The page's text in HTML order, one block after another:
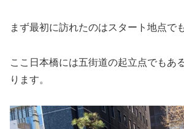
まず最初に訪れたのはスタート地点で
ここ日本橋には五街道の起立点でもあ
ります。